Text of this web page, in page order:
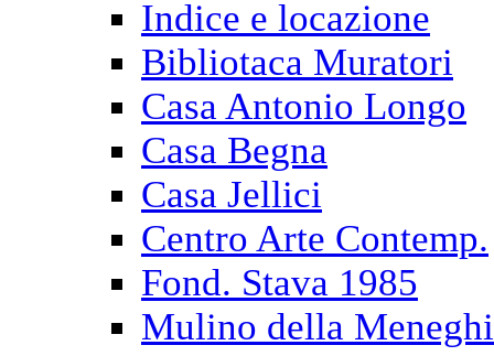
Indice e locazione
Bibliotaca Muratori
Casa Antonio Longo
Casa Begna
Casa Jellici
Centro Arte Contemp.
Fond. Stava 1985
Mulino della